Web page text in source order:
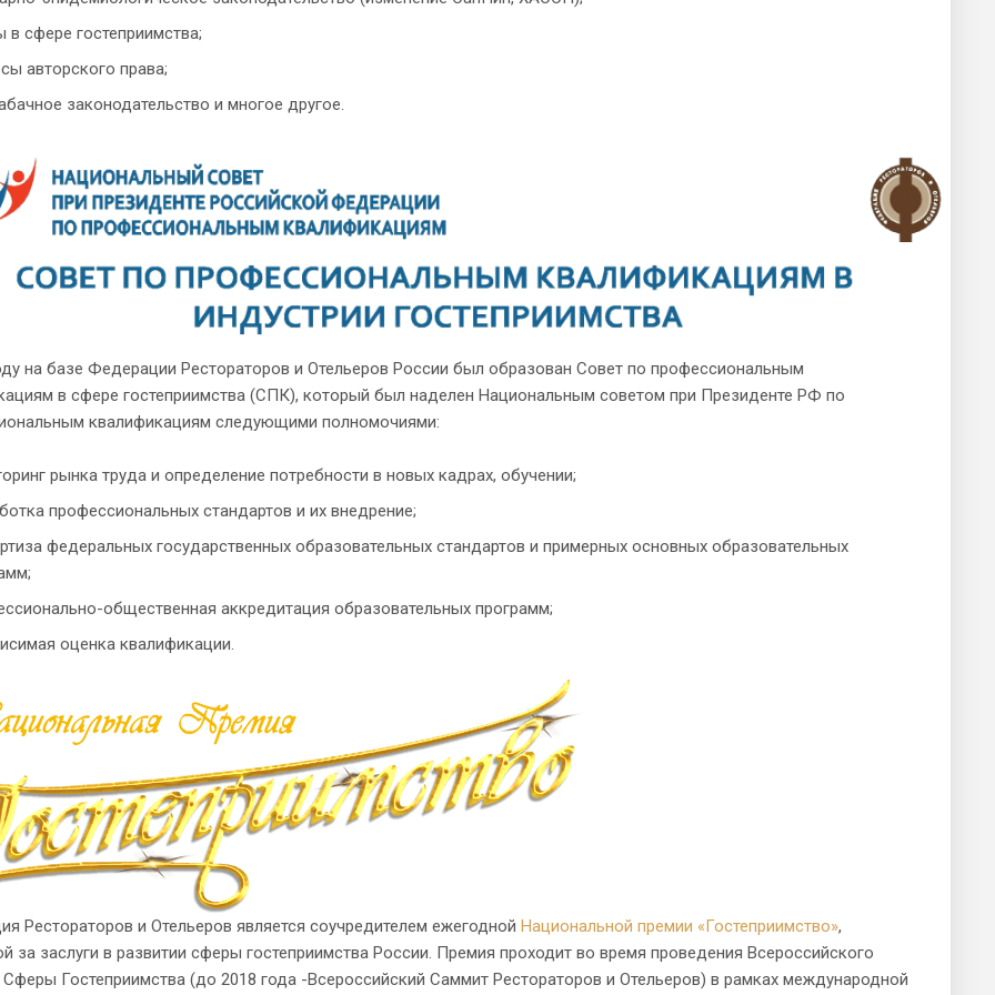
сфере гостеприимства;
авторского права;
законодательство и многое другое.
на базе Федерации Рестораторов и Отельеров России был образован Совет по профессиональным
в сфере гостеприимства (СПК), который был наделен Национальным советом при Президенте РФ по
квалификациям следующими полномочиями:
рынка труда и определение потребности в новых кадрах, обучении;
профессиональных стандартов и их внедрение;
федеральных государственных образовательных стандартов и примерных основных образовательных
общественная аккредитация образовательных программ;
оценка квалификации.
Рестораторов и Отельеров является соучредителем ежегодной Национальной премии «Гостеприимство»,
за заслуги в развитии сферы гостеприимства России. Премия проходит во время проведения Всероссийского
Гостеприимства (до 2018 года -Всероссийский Саммит Рестораторов и Отельеров) в рамках международной